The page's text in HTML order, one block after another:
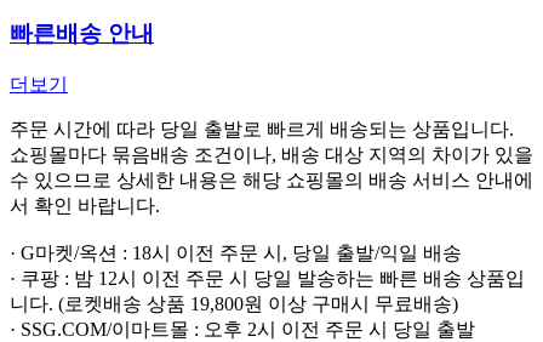
빠른배송 안내
더보기
주문 시간에 따라 당일 출발로 빠르게 배송되는 상품입니다.
쇼핑몰마다 묶음배송 조건이나, 배송 대상 지역의 차이가 있을
수 있으므로 상세한 내용은 해당 쇼핑몰의 배송 서비스 안내에
서 확인 바랍니다.
· G마켓/옥션 : 18시 이전 주문 시, 당일 출발/익일 배송
· 쿠팡 : 밤 12시 이전 주문 시 당일 발송하는 빠른 배송 상품입
니다. (로켓배송 상품 19,800원 이상 구매시 무료배송)
· SSG.COM/이마트몰 : 오후 2시 이전 주문 시 당일 출발